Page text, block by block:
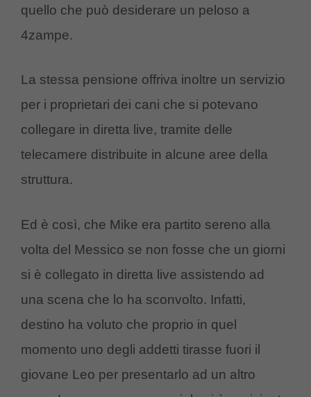
quello che può desiderare un peloso a
4zampe.
La stessa pensione offriva inoltre un servizio
per i proprietari dei cani che si potevano
collegare in diretta live, tramite delle
telecamere distribuite in alcune aree della
struttura.
Ed è così, che Mike era partito sereno alla
volta del Messico se non fosse che un giorni
si è collegato in diretta live assistendo ad
una scena che lo ha sconvolto. Infatti,
destino ha voluto che proprio in quel
momento uno degli addetti tirasse fuori il
giovane Leo per presentarlo ad un altro